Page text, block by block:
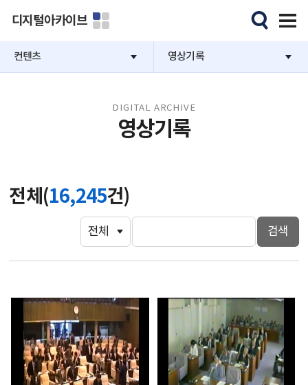
디지털아카이브
컨텐츠 영상기록
DIGITAL ARCHIVE
영상기록
전체(16,245건)
검색